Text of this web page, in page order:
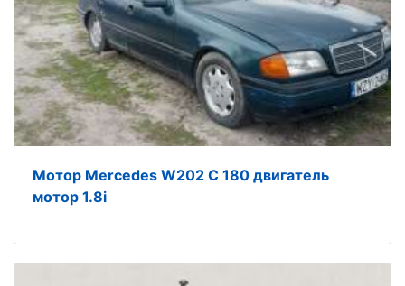
Мотор Mercedes W202 С 180 двигатель
мотор 1.8і